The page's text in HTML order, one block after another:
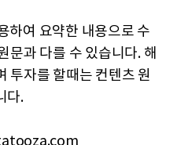
하여 요약한 내용으로 수
문과 다를 수 있습니다. 해
투자를 할때는 컨텐츠 원
다.